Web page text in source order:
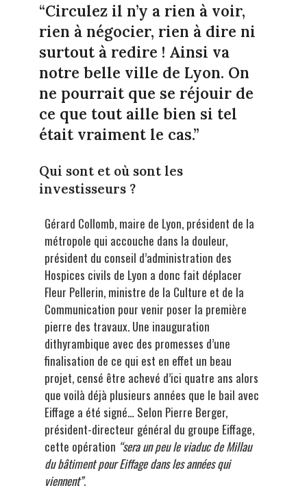
“Circulez il n’y a rien à voir,
rien à négocier, rien à dire ni
surtout à redire ! Ainsi va
notre belle ville de Lyon. On
ne pourrait que se réjouir de
ce que tout aille bien si tel
était vraiment le cas.”
Qui sont et où sont les
investisseurs ?
Gérard Collomb, maire de Lyon, président de la
métropole qui accouche dans la douleur,
président du conseil d’administration des
Hospices civils de Lyon a donc fait déplacer
Fleur Pellerin, ministre de la Culture et de la
Communication pour venir poser la première
pierre des travaux. Une inauguration
dithyrambique avec des promesses d’une
finalisation de ce qui est en effet un beau
projet, censé être achevé d’ici quatre ans alors
que voilà déjà plusieurs années que le bail avec
Eiffage a été signé… Selon Pierre Berger,
président-directeur général du groupe Eiffage,
cette opération “sera un peu le viaduc de Millau
du bâtiment pour Eiffage dans les années qui
viennent”.